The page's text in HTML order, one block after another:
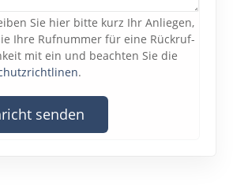
Sie hier bitte kurz Ihr Anliegen,
Ihre Rufnummer für eine Rückruf-
mit ein und beachten Sie die
.
senden